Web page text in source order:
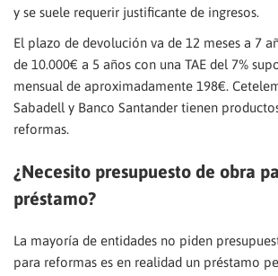
y se suele requerir justificante de ingresos.
El plazo de devolución va de 12 meses a 7
de 10.000€ a 5 años con una TAE del 7%
mensual de aproximadamente 198€.
Sabadell y Banco Santander tienen
reformas.
¿Necesito presupuesto de obra
préstamo?
La mayoría de entidades no piden
para reformas es en realidad un préstamo